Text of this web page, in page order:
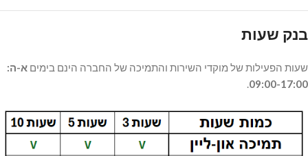
בנק שעות
שעות הפעילות של מוקדי השירות והתמיכה של החברה הינם בימים א-ה:
09:00-17:00
.